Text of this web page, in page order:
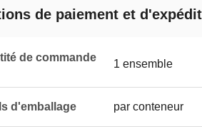
de paiement et
de commande
1 ensemble
d'emballage par conteneur